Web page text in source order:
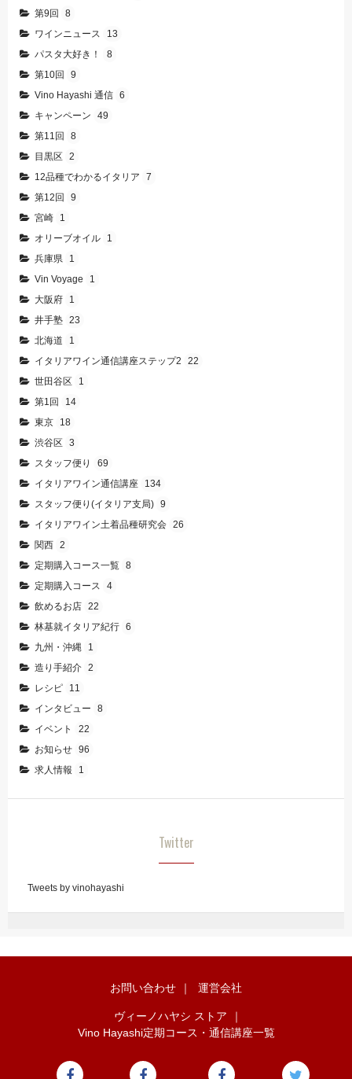
第9回
8
ワインニュース
13
パスタ大好き！
8
第10回
9
Vino Hayashi 通信 6
キャンペーン
49
第11回
8
目黒区
2
12品種でわかるイタリア
7
第12回
9
宮崎
1
オリーブオイル
1
兵庫県
1
Vin Voyage
1
大阪府
1
井手塾 23
北海道
1
イタリアワイン通信講座ステップ2
22
世田谷区
1
第1回
14
東京
18
渋谷区
3
スタッフ便り
69
イタリアワイン通信講座
134
スタッフ便り(イタリア支局) 9
イタリアワイン土着品種研究会 26
関西 2
定期購入コース一覧 8
定期購入コース
4
飲めるお店 22
林基就イタリア紀行 6
九州・沖縄
1
造り手紹介 2
レシピ
11
インタビュー
8
イベント
22
お知らせ 96
求人情報
1
Twitter
Tweets by vinohayashi
お問い合わせ ｜ 運営会社
ヴィーノハヤシ ストア
｜
Vino Hayashi定期コース・通信講座一覧